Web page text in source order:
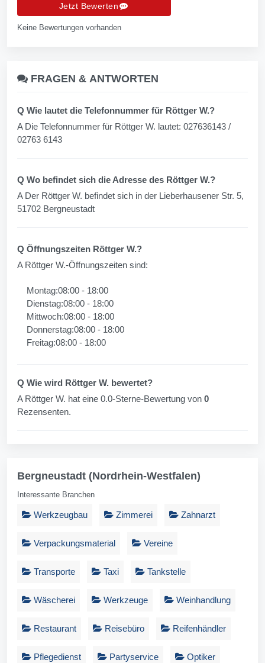
Jetzt Bewerten
Keine Bewertungen vorhanden
FRAGEN & ANTWORTEN
Q Wie lautet die Telefonnummer für Röttger W.?
A Die Telefonnummer für Röttger W. lautet: 027636143 /
02763 6143
Q Wo befindet sich die Adresse des Röttger W.?
A Der Röttger W. befindet sich in der Lieberhausener Str. 5,
51702 Bergneustadt
Q Öffnungszeiten Röttger W.?
A Röttger W.-Öffnungszeiten sind:
Montag:08:00 - 18:00
Dienstag:08:00 - 18:00
Mittwoch:08:00 - 18:00
Donnerstag:08:00 - 18:00
Freitag:08:00 - 18:00
Q Wie wird Röttger W. bewertet?
A Röttger W. hat eine 0.0-Sterne-Bewertung von 0
Rezensenten.
Bergneustadt (Nordrhein-Westfalen)
Interessante Branchen
Werkzeugbau Zimmerei Zahnarzt
Verpackungsmaterial Vereine
Transporte Taxi Tankstelle
Wäscherei Werkzeuge Weinhandlung
Restaurant Reisebüro Reifenhändler
Pflegedienst Partyservice Optiker